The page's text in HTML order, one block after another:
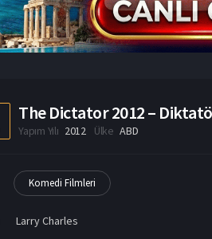
The Dictator 2012 –
Yapım Yılı 2012 Ülke ABD
Komedi Filmleri
Larry Charles